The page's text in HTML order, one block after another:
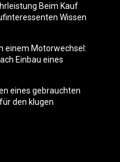
Beim Kauf
Wissen
einem Motorwechsel:
Einbau eines
eines gebrauchten
den klugen